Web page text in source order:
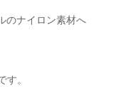
のナイロン素材へ
。